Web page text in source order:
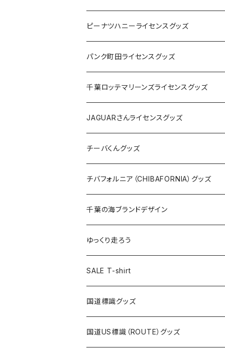
キャップ
ステッカー
缶バッジ
ホテルキーホルダー
ステッカー
缶バッジ
アクリルキーホルダー
ホテルキーホルダー
クリアファイル
Tシャツ
キャップ
トートバッグ
ランチバッグ
エコバッグ
ピーナツハニーライセンスグッズ
Tシャツ
キャップ
バッグ
ステッカー
缶バッジ
キーホルダー
クリアファイル
パンク町田ライセンスグッズ
Tシャツ
キャップ
バッグ
ステッカー
缶バッジ
キーホルダー
クリアファイル
千葉ロッテマリーンズライセンスグッズ
ステッカー
ステッカー
ステッカー大
缶バッジ
缶バッジ32mm
缶バッジ54mm
エコバッグ
JAGUARさんコラボグッズ
Tシャツ
ステッカー
サコッシュ
ホテルキーホルダー
モーテルキーホルダー
トートバッグ
JAGUARさんライセンスグッズ
Tシャツ
ステッカー
缶バッジ
クリアファイル
マスク
エコバッグ
千葉ロッテマリーンズコラボ
チーバくんグッズ
Tシャツ
キャップ
エコバッグ
ステッカー
モーテルキーホルダー
ホテルキーホルダー
チバフォルニア（CHIBAFORNIA）グッズ
Tシャツ
キャップ
ステッカー
ホテルキーホルダー
千葉の海ブランドデザイン
Tシャツ
キャップ
ステッカー
ゆっくり走ろう
Tシャツ
ステッカー
ホテルキーホルダー
SALE T-shirt
国道標識グッズ
ステッカー
国道US標識（ROUTE）グッズ